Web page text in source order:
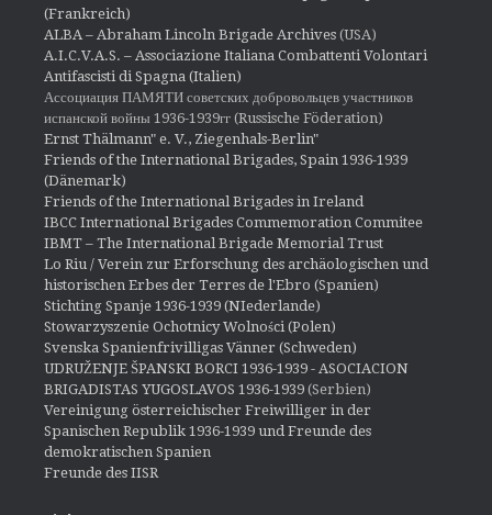
(Frankreich)
ALBA – Abraham Lincoln Brigade Archives (USA)
A.I.C.V.A.S. – Associazione Italiana Combattenti Volontari
Antifascisti di Spagna (Italien)
Ассоциация ПАМЯТИ советских добровольцев участников
испанской войны 1936-1939гг (Russische Föderation)
Ernst Thälmann" e. V., Ziegenhals-Berlin"
Friends of the International Brigades, Spain 1936-1939
(Dänemark)
Friends of the International Brigades in Ireland
IBCC International Brigades Commemoration Commitee
IBMT – The International Brigade Memorial Trust
Lo Riu / Verein zur Erforschung des archäologischen und
historischen Erbes der Terres de l'Ebro (Spanien)
Stichting Spanje 1936-1939 (NIederlande)
Stowarzyszenie Ochotnicy Wolności (Polen)
Svenska Spanienfrivilligas Vänner (Schweden)
UDRUŽENJE ŠPANSKI BORCI 1936-1939 - ASOCIACION
BRIGADISTAS YUGOSLAVOS 1936-1939 (Serbien)
Vereinigung österreichischer Freiwilliger in der
Spanischen Republik 1936-1939 und Freunde des
demokratischen Spanien
Freunde des IISR